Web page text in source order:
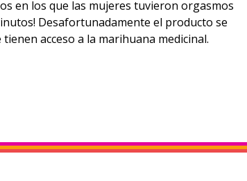
en los que las mujeres tuvieron orgasmos
Desafortunadamente el producto se
acceso a la marihuana medicinal.